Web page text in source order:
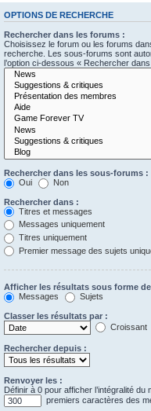
OPTIONS DE RECHERCHE
Rechercher dans les forums :
Choisissez le forum ou les forums
recherche. Les sous-forums sont
l’option ci-dessous « Rechercher
Rechercher dans les sous-forums :
Oui
Non
Rechercher dans :
Titres et messages
Messages uniquement
Titres uniquement
Premier message des sujets
Afficher les résultats sous forme
Messages
Sujets
Classer les résultats par :
Croissant
Rechercher depuis :
Renvoyer les :
Définir à 0 pour afficher l’intégralité du
premiers caractères des